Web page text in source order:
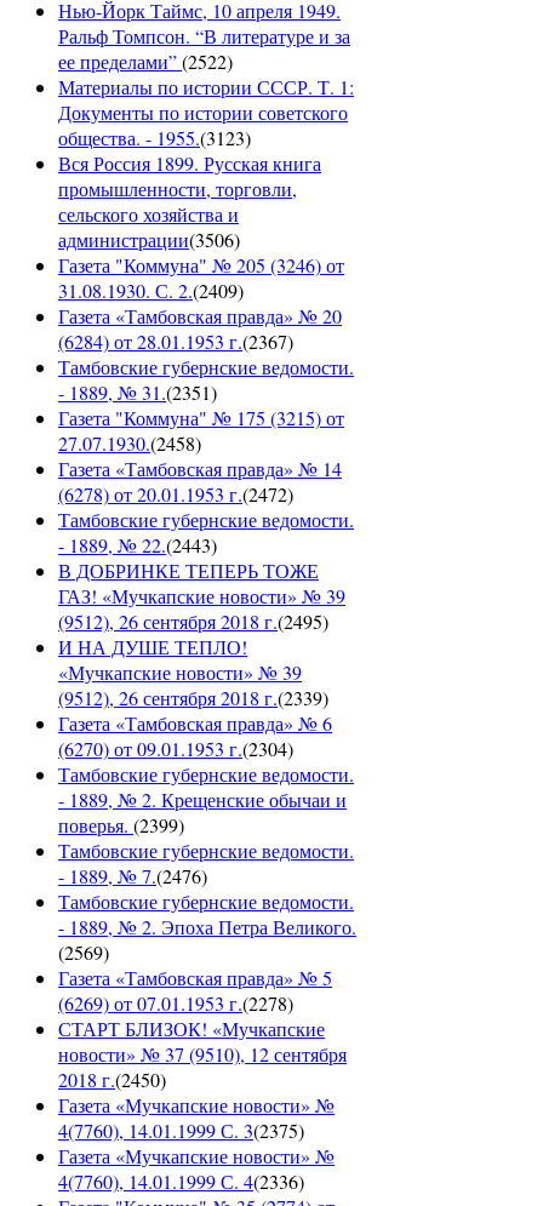
Нью-Йорк Таймс, 10 апреля 1949.
Ральф Томпсон. “В литературе и за
ее пределами”(2522)
Материалы по истории СССР. Т. 1:
Документы по истории советского
общества. - 1955.(3123)
Вся Россия 1899. Русская книга
промышленности, торговли,
сельского хозяйства и
администрации(3506)
Газета "Коммуна" № 205 (3246) от
31.08.1930. С. 2.(2409)
Газета «Тамбовская правда» № 20
(6284) от 28.01.1953 г.(2367)
Тамбовские губернские ведомости.
- 1889, № 31.(2351)
Газета "Коммуна" № 175 (3215) от
27.07.1930.(2458)
Газета «Тамбовская правда» № 14
(6278) от 20.01.1953 г.(2472)
Тамбовские губернские ведомости.
- 1889, № 22.(2443)
В ДОБРИНКЕ ТЕПЕРЬ ТОЖЕ
ГАЗ! «Мучкапские новости» № 39
(9512), 26 сентября 2018 г.(2495)
И НА ДУШЕ ТЕПЛО!
«Мучкапские новости» № 39
(9512), 26 сентября 2018 г.(2339)
Газета «Тамбовская правда» № 6
(6270) от 09.01.1953 г.(2304)
Тамбовские губернские ведомости.
- 1889, № 2. Крещенские обычаи и
поверья. (2399)
Тамбовские губернские ведомости.
- 1889, № 7.(2476)
Тамбовские губернские ведомости.
- 1889, № 2. Эпоха Петра Великого.
(2569)
Газета «Тамбовская правда» № 5
(6269) от 07.01.1953 г.(2278)
СТАРТ БЛИЗОК! «Мучкапские
новости» № 37 (9510), 12 сентября
2018 г.(2450)
Газета «Мучкапские новости» №
4(7760), 14.01.1999 С. 3(2375)
Газета «Мучкапские новости» №
4(7760), 14.01.1999 С. 4(2336)